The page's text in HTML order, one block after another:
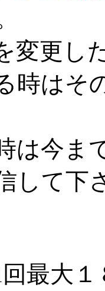
変更し
時はそ
は今
して下
最大１